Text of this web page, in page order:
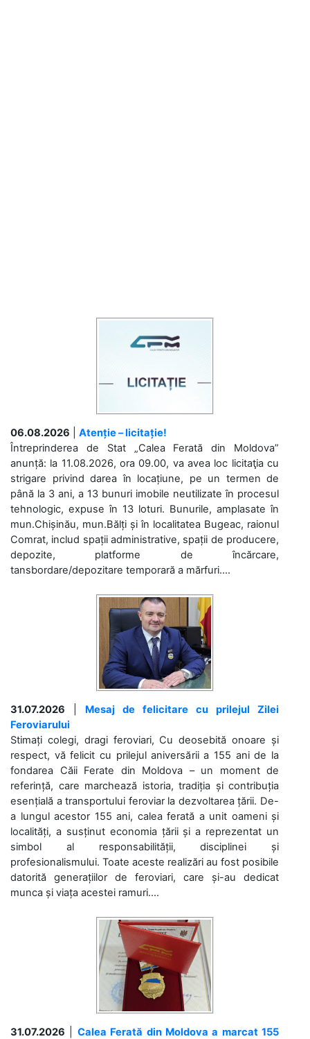
06.08.2026
Atenție – licitație!
Întreprinderea de Stat „Calea Ferată din Moldova”
anunță: la 11.08.2026, ora 09.00, va avea loc licitaţia cu
strigare privind darea în locațiune, pe un termen de
până la 3 ani, a 13 bunuri imobile neutilizate în procesul
tehnologic, expuse în 13 loturi. Bunurile, amplasate în
mun.Chișinău, mun.Bălți și în localitatea Bugeac, raionul
Comrat, includ spații administrative, spații de producere,
depozite, platforme de încărcare,
tansbordare/depozitare temporară a mărfuri....
31.07.2026
Mesaj de felicitare cu prilejul Zilei
Feroviarului
Stimați colegi, dragi feroviari, Cu deosebită onoare și
respect, vă felicit cu prilejul aniversării a 155 ani de la
fondarea Căii Ferate din Moldova – un moment de
referință, care marchează istoria, tradiția și contribuția
esențială a transportului feroviar la dezvoltarea țării. De-
a lungul acestor 155 ani, calea ferată a unit oameni și
localități, a susținut economia țării și a reprezentat un
simbol al responsabilității, disciplinei și
profesionalismului. Toate aceste realizări au fost posibile
datorită generațiilor de feroviari, care și-au dedicat
munca și viața acestei ramuri....
31.07.2026
Calea Ferată din Moldova a marcat 155